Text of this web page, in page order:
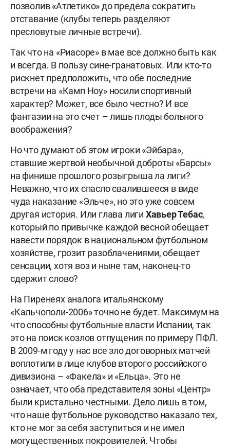
позволив «Атлетико» до предела сократить
отставание (клубы теперь разделяют
пресловутые личные встречи).
Так что на «Риасоре» в мае все должно быть как
и всегда. В пользу сине-гранатовых. Или кто-то
рискнет предположить, что обе последние
встречи на «Камп Ноу» носили спортивный
характер? Может, все было честно? И все
фантазии на это счет – лишь плоды больного
воображения?
Но что думают об этом игроки «Эйбара»,
ставшие жертвой необычной доброты «Барсы»
на финише прошлого розыгрыша ла лиги?
Неважно, что их спасло свалившееся в виде
чуда наказание «Эльче», но это уже совсем
другая история. Или глава лиги Хавьер Тебас,
который по привычке каждой весной обещает
навести порядок в национальном футбольном
хозяйстве, грозит разоблачениями, обещает
сенсации, хотя воз и ныне там, наконец-то
сдержит слово?
На Пиренеях аналога итальянскому
«Кальчополи-2006» точно не будет. Максимум на
что способны футбольные власти Испании, так
это на поиск козлов отпущения по примеру ПФЛ.
В 2009-м году у нас все зло договорных матчей
воплотили в лице клубов второго российского
дивизиона – «Факела» и «Ельца». Это не
означает, что оба представителя зоны «Центр»
были кристально честными. Дело лишь в том,
что наше футбольное руководство наказало тех,
кто не мог за себя заступиться и не имел
могущественных покровителей. Чтобы